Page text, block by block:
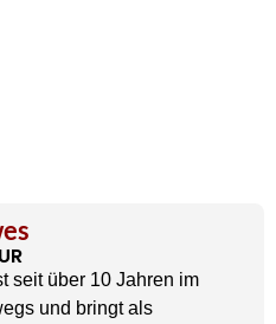
seit über 10 Jahren im
und bringt als